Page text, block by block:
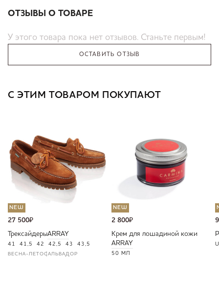
ОТЗЫВЫ О ТОВАРЕ
У этого товара пока нет отзывов. Станьте первым!
ОСТАВИТЬ ОТЗЫВ
С ЭТИМ ТОВАРОМ ПОКУПАЮТ
NEW
27 500₽
ТрексайдерыARRAY
41 41,5 42 42,5 43 43,5
ВЕСНА-ЛЕТОСАЛЬВАДОР
NEW
2 800₽
Крем для лошадиной кожи
ARRAY
50 МЛ